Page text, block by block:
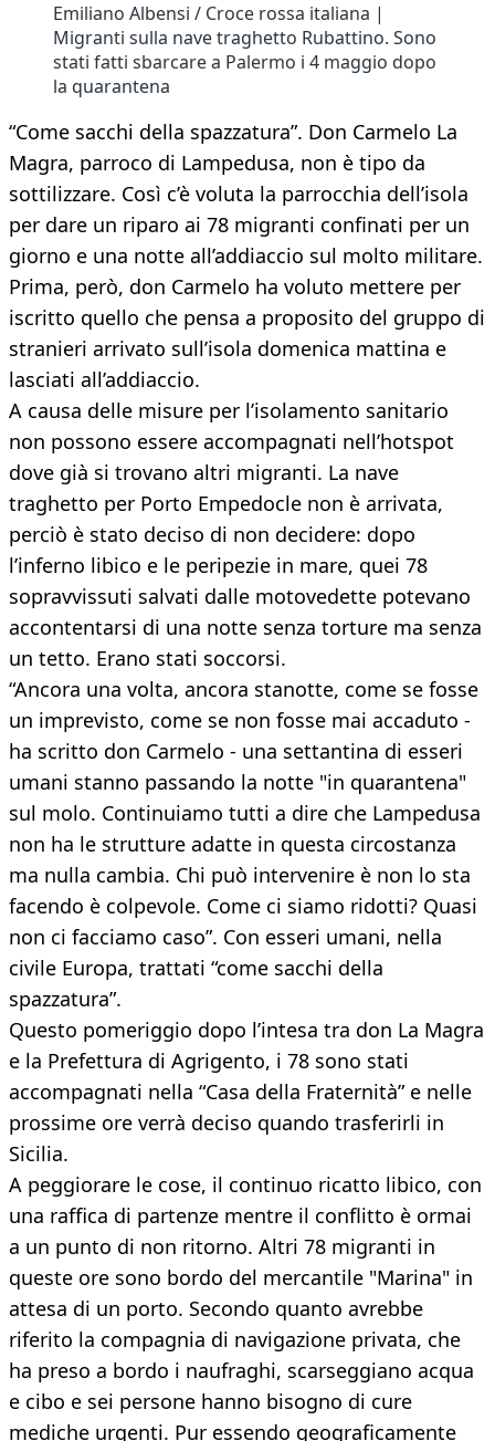
Emiliano Albensi / Croce rossa italiana |
Migranti sulla nave traghetto Rubattino. Sono
stati fatti sbarcare a Palermo i 4 maggio dopo
la quarantena
“Come sacchi della spazzatura”. Don Carmelo La
Magra, parroco di Lampedusa, non è tipo da
sottilizzare. Così c’è voluta la parrocchia dell’isola
per dare un riparo ai 78 migranti confinati per un
giorno e una notte all’addiaccio sul molto militare.
Prima, però, don Carmelo ha voluto mettere per
iscritto quello che pensa a proposito del gruppo di
stranieri arrivato sull’isola domenica mattina e
lasciati all’addiaccio.
A causa delle misure per l’isolamento sanitario
non possono essere accompagnati nell’hotspot
dove già si trovano altri migranti. La nave
traghetto per Porto Empedocle non è arrivata,
perciò è stato deciso di non decidere: dopo
l’inferno libico e le peripezie in mare, quei 78
sopravvissuti salvati dalle motovedette potevano
accontentarsi di una notte senza torture ma senza
un tetto. Erano stati soccorsi.
“Ancora una volta, ancora stanotte, come se fosse
un imprevisto, come se non fosse mai accaduto -
ha scritto don Carmelo - una settantina di esseri
umani stanno passando la notte "in quarantena"
sul molo. Continuiamo tutti a dire che Lampedusa
non ha le strutture adatte in questa circostanza
ma nulla cambia. Chi può intervenire è non lo sta
facendo è colpevole. Come ci siamo ridotti? Quasi
non ci facciamo caso”. Con esseri umani, nella
civile Europa, trattati “come sacchi della
spazzatura”.
Questo pomeriggio dopo l’intesa tra don La Magra
e la Prefettura di Agrigento, i 78 sono stati
accompagnati nella “Casa della Fraternità” e nelle
prossime ore verrà deciso quando trasferirli in
Sicilia.
A peggiorare le cose, il continuo ricatto libico, con
una raffica di partenze mentre il conflitto è ormai
a un punto di non ritorno. Altri 78 migranti in
queste ore sono bordo del mercantile "Marina" in
attesa di un porto. Secondo quanto avrebbe
riferito la compagnia di navigazione privata, che
ha preso a bordo i naufraghi, scarseggiano acqua
e cibo e sei persone hanno bisogno di cure
mediche urgenti. Pur essendo geograficamente